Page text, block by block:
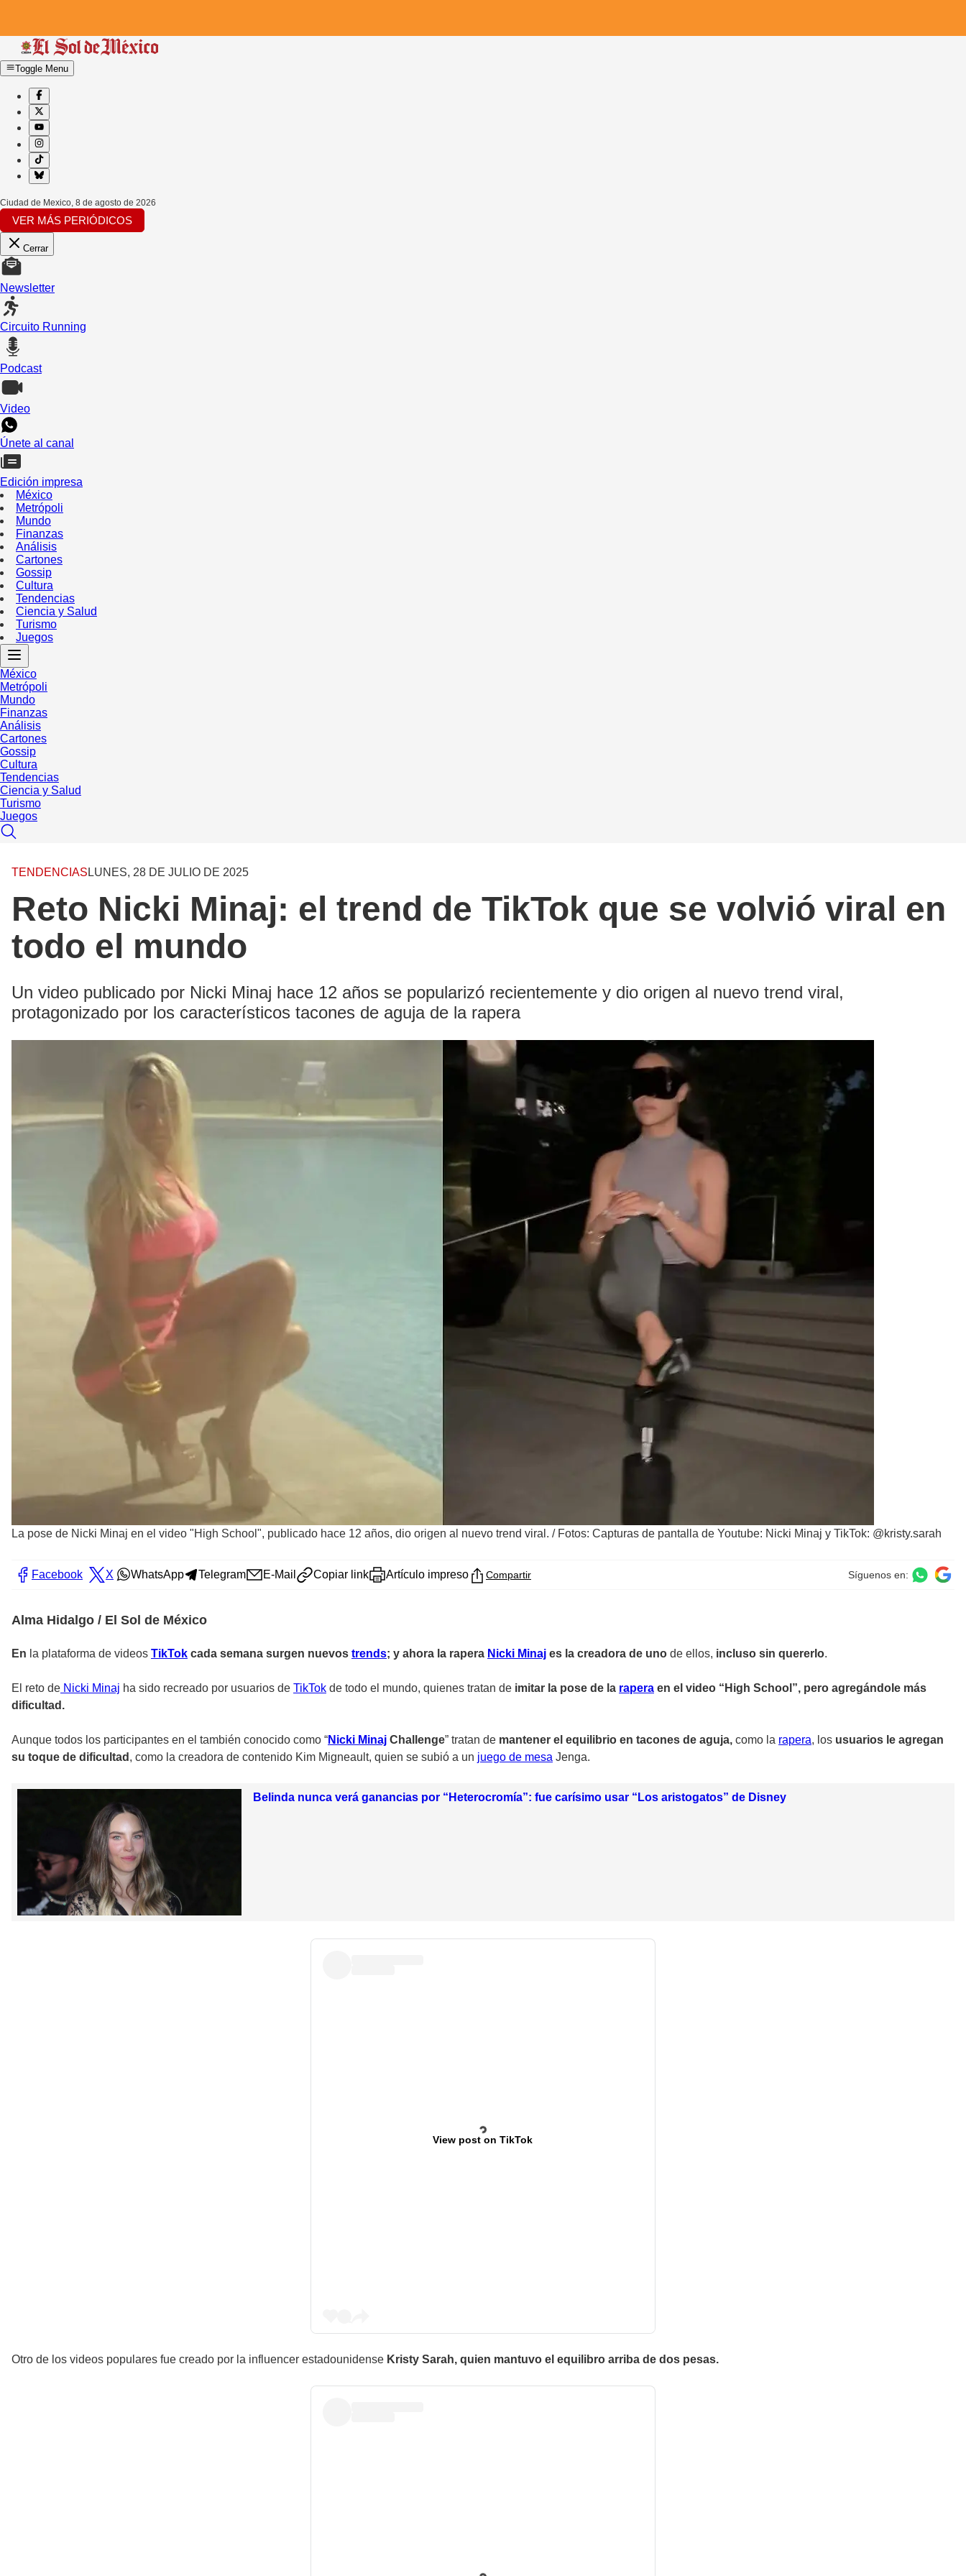
Toggle Menu
Ciudad de Mexico, 8 de agosto de 2026
VER MÁS PERIÓDICOS
Cerrar
Newsletter
Circuito Running
Podcast
Video
Únete al canal
Edición impresa
México
Metrópoli
Mundo
Finanzas
Análisis
Cartones
Gossip
Cultura
Tendencias
Ciencia y Salud
Turismo
Juegos
México
Metrópoli
Mundo
Finanzas
Análisis
Cartones
Gossip
Cultura
Tendencias
Ciencia y Salud
Turismo
Juegos
TENDENCIAS LUNES, 28 DE JULIO DE 2025
Reto Nicki Minaj: el trend de TikTok que se volvió viral en
todo el mundo
Un video publicado por Nicki Minaj hace 12 años se popularizó recientemente y dio origen al nuevo trend viral,
protagonizado por los característicos tacones de aguja de la rapera
La pose de Nicki Minaj en el video "High School", publicado hace 12 años, dio origen al nuevo trend viral. / Fotos: Capturas de pantalla de Youtube: Nicki Minaj y TikTok: @kristy.sarah
Facebook X WhatsApp Telegram E-Mail Copiar link Artículo impreso Compartir Síguenos en:
Alma Hidalgo / El Sol de México
En la plataforma de videos TikTok cada semana surgen nuevos trends; y ahora la rapera Nicki Minaj es la creadora de uno de ellos, incluso sin quererlo.
E l reto de Nicki Minaj ha sido recreado por usuarios de TikTok de todo el mundo, quienes tratan de imitar la pose de la rapera en el video “High School”, pero agregándole más
dificultad.
Aunque todos los participantes en el también conocido como “Nicki Minaj Challenge” tratan de mantener el equilibrio en tacones de aguja, como la rapera, los usuarios le agregan
su toque de dificultad , como la creadora de contenido Kim Migneault, quien se subió a un juego de mesa Jenga.
Belinda nunca verá ganancias por “Heterocromía”: fue carísimo usar “Los aristogatos” de Disney
View post on TikTok
Otro de los videos populares fue creado por la influencer estadounidense Kristy Sarah, quien mantuvo el equilibro arriba de dos pesas.